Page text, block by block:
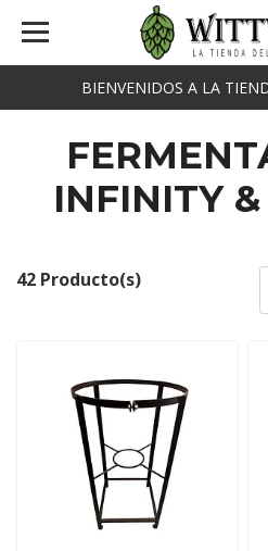
BIENVENIDOS A LA
INFINITY
42 Producto(s)